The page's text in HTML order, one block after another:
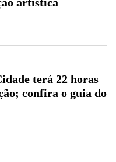
terá 22 horas
confira o guia do